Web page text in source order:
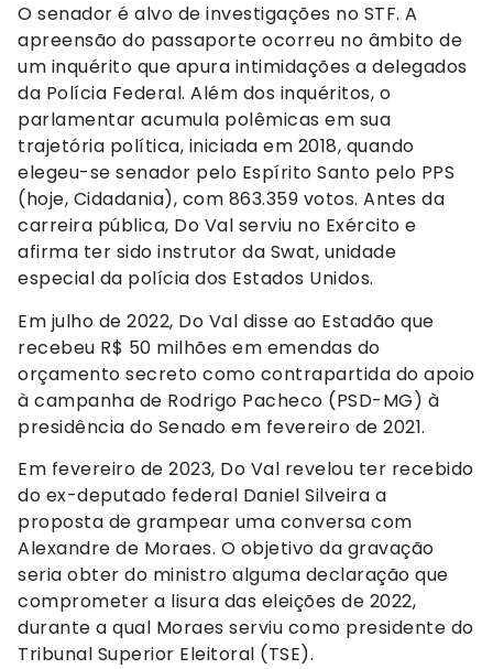
O senador é alvo de investigações no STF. A
apreensão do passaporte ocorreu no âmbito de
um inquérito que apura intimidações a delegados
da Polícia Federal. Além dos inquéritos, o
parlamentar acumula polêmicas em sua
trajetória política, iniciada em 2018, quando
elegeu-se senador pelo Espírito Santo pelo PPS
(hoje, Cidadania), com 863.359 votos. Antes da
carreira pública, Do Val serviu no Exército e
afirma ter sido instrutor da Swat, unidade
especial da polícia dos Estados Unidos.
Em julho de 2022, Do Val disse ao Estadão que
recebeu R$ 50 milhões em emendas do
orçamento secreto como contrapartida do apoio
à campanha de Rodrigo Pacheco (PSD-MG) à
presidência do Senado em fevereiro de 2021.
Em fevereiro de 2023, Do Val revelou ter recebido
do ex-deputado federal Daniel Silveira a
proposta de grampear uma conversa com
Alexandre de Moraes. O objetivo da gravação
seria obter do ministro alguma declaração que
comprometer a lisura das eleições de 2022,
durante a qual Moraes serviu como presidente do
Tribunal Superior Eleitoral (TSE).